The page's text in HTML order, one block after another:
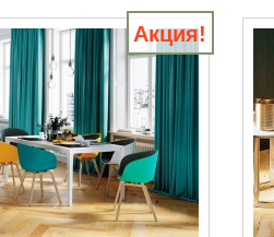
Акция!